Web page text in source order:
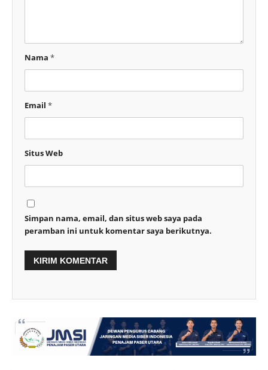
Nama *
Email *
Situs Web
Simpan nama, email, dan situs web saya pada
peramban ini untuk komentar saya berikutnya.